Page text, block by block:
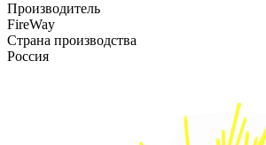
Производитель
FireWay
Страна производства
Россия